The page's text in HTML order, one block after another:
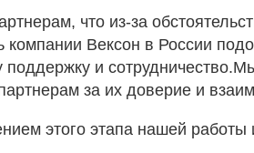
что из-за
компании Вексон в России
и
за их доверие и
этого этапа нашей